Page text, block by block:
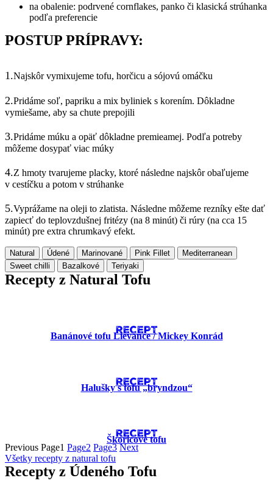
na obalenie: podrvené cornflakes, panko či klasická strúhanka
podľa preferencie
POSTUP PRÍPRAVY:
1.Najskôr vymixujeme tofu, horčicu a sójovú omáčku
2.Pridáme soľ, papriku a mix byliniek s korením. Dôkladne
vymiešame, aby sa chute prepojili
3.Pridáme múku a opäť dôkladne premieamej. Podľa potreby
môžeme dosypať viac múky
4.Z hmoty tvarujeme placky, ktoré následne najskôr obaľujeme
v cestíčku a potom v strúhanke
5.Vyprážame na oleji to zlatista. Následne môžeme rezníky ešte dať
zapiecť do teplovzdušnej fritézy (na 8 minút) či rúry (na cca 15
minút) pre extra chrumkavý efekt.
Natural Údené Marinované Pink Fillet
Mediterranean
Sweet chilli
Bazalkové Teriyaki
Recepty z Natural Tofu
RECEPT
Banánové tofu Lievance​ / Mickey Konrád
RECEPT
Halušky s tofu „bryndzou“
RECEPT
Škoricové tofu
Previous Page1 Page2 Page3 Next
Všetky recepty z natural tofu
Recepty z Údeného Tofu